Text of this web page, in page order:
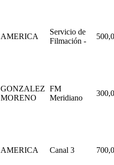
AMERICA
Servicio de
Filmación -
GONZALEZ
MORENO
FM
Meridiano
AMERICA Canal 3